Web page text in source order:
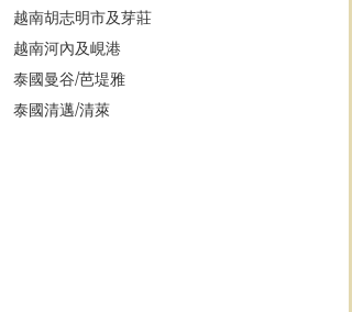
越南胡志明市及芽莊
越南河內及峴港
泰國曼谷/芭堤雅
泰國清邁/清萊